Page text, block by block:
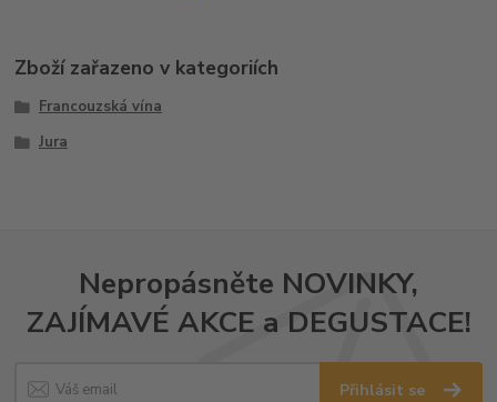
Zboží zařazeno v kategoriích
Francouzská vína
Jura
Nepropásněte NOVINKY,
ZAJÍMAVÉ AKCE a DEGUSTACE!
Přihlásit se